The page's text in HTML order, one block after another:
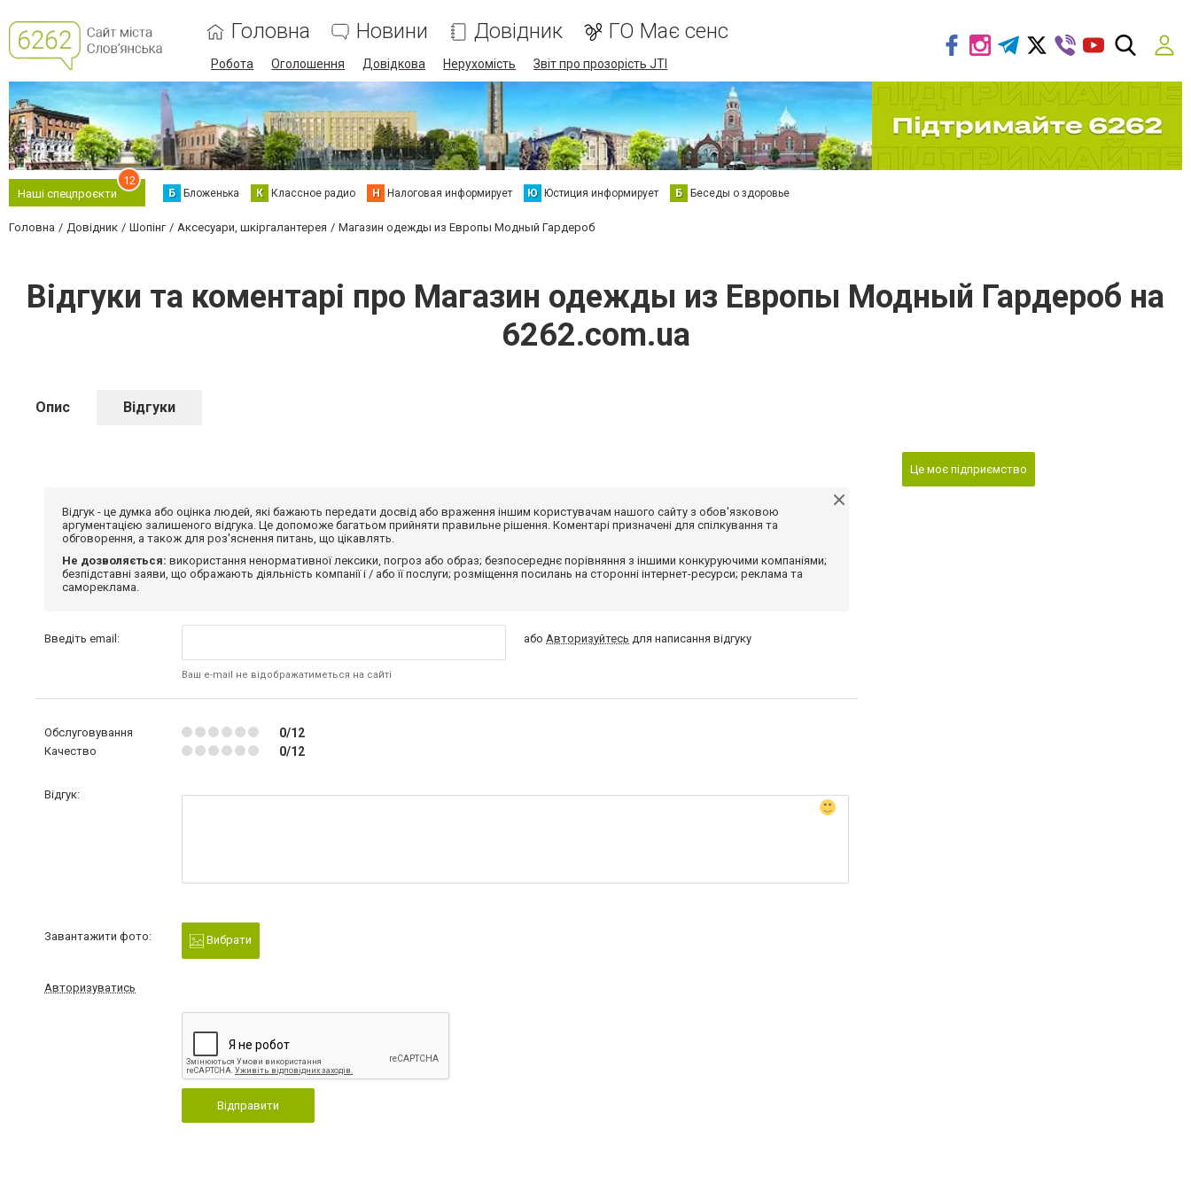
Головна Новини Довідник ГО Має сенс
Робота Оголошення Довідкова Нерухомість Звіт про прозорість JTI
Наші спецпроєкти
12
Б Бложенька К Классное радио Н Налоговая информирует Ю Юстиция информирует Б Беседы о здоровье
Головна Довідник Шопінг Аксесуари, шкіргалантерея Магазин одежды из Европы Модный Гардероб
Відгуки та коментарі про Магазин одежды из Европы Модный Гардероб на
6262.com.ua
Опис Відгуки
Відгук - це думка або оцінка людей, які бажають передати досвід або враження іншим користувачам нашого сайту з обов'язковою
аргументацією залишеного відгука. Це допоможе багатьом прийняти правильне рішення. Коментарі призначені для спілкування та
обговорення, а також для роз'яснення питань, що цікавлять.
Не дозволяється: використання ненормативної лексики, погроз або образ; безпосереднє порівняння з іншими конкуруючими компаніями;
безпідставні заяви, що ображають діяльність компанії і / або її послуги; розміщення посилань на сторонні інтернет-ресурси; реклама та
самореклама.
Введіть email:
Ваш e-mail не відображатиметься на сайті
абоАвторизуйтесь для написання відгуку
Обслуговування 0/12
Качество 0/12
Відгук:
Завантажити фото: Вибрати
Авторизуватись
Відправити
Це моє підприємство